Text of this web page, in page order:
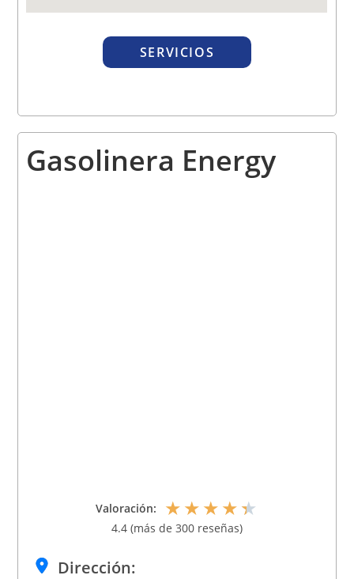
SERVICIOS
Gasolinera Energy
Valoración: ★★★★★
4.4 (más de 300 reseñas)
Dirección: